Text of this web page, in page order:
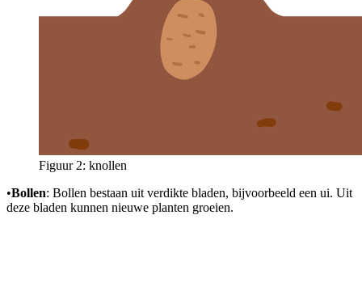
Figuur 2: knollen
•Bollen: Bollen bestaan uit verdikte bladen, bijvoorbeeld een ui. Uit
deze bladen kunnen nieuwe planten groeien.